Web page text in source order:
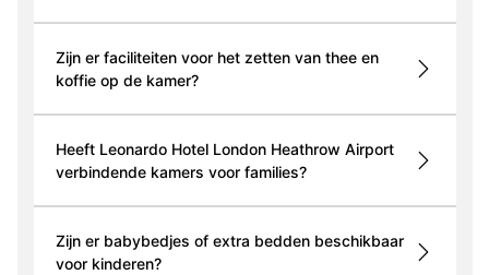
Zijn er faciliteiten voor het zetten van thee en
koffie op de kamer?
Heeft Leonardo Hotel London Heathrow Airport
verbindende kamers voor families?
Zijn er babybedjes of extra bedden beschikbaar
voor kinderen?